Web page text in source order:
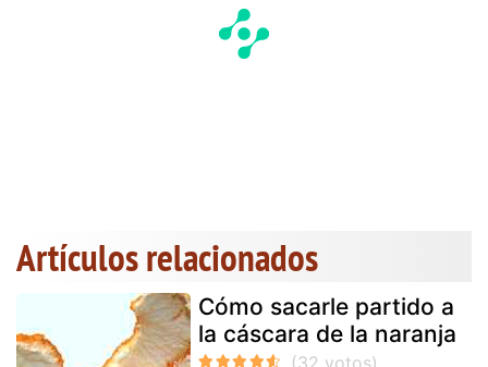
Artículos relacionados
Cómo sacarle partido a
la cáscara de la naranja